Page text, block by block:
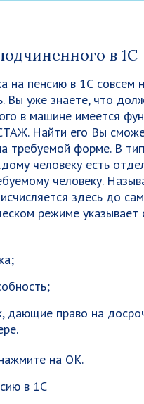
в 1С
пенсию в 1С совсем
Вы уже знаете, что
в машине имеется
Найти его Вы
требуемой форме. В
человеку есть
человеку.
здесь до
режиме
дающие право на
на ОК.